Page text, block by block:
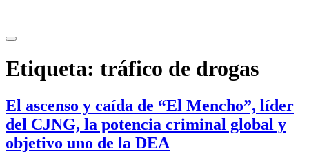
contenido
Etiqueta: tráfico de drogas
El ascenso y caída de “El Mencho”, líder
del CJNG, la potencia criminal global y
objetivo uno de la DEA